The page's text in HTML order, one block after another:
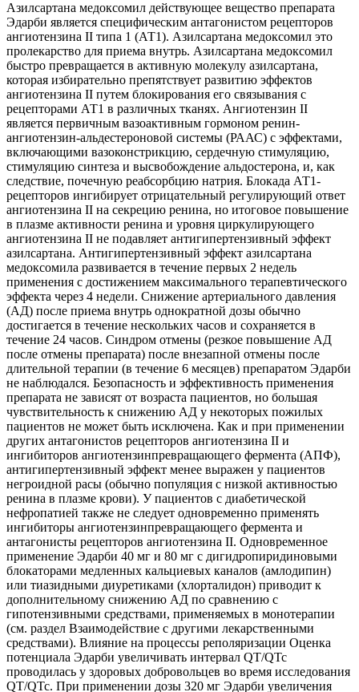
Азилсартана медоксомил действующее вещество препарата
Эдарби является специфическим антагонистом рецепторов
ангиотензина II типа 1 (АТ1). Азилсартана медоксомил это
пролекарство для приема внутрь. Азилсартана медоксомил
быстро превращается в активную молекулу азилсартана,
которая избирательно препятствует развитию эффектов
ангиотензина II путем блокирования его связывания с
рецепторами АТ1 в различных тканях. Ангиотензин II
является первичным вазоактивным гормоном ренин-
ангиотензин-альдестероновой системы (РААС) с эффектами,
включающими вазоконстрикцию, сердечную стимуляцию,
стимуляцию синтеза и высвобождение альдостерона, и, как
следствие, почечную реабсорбцию натрия. Блокада АТ1-
рецепторов ингибирует отрицательный регулирующий ответ
ангиотензина II на секрецию ренина, но итоговое повышение
в плазме активности ренина и уровня циркулирующего
ангиотензина II не подавляет антигипертензивный эффект
азилсартана. Антигипертензивный эффект азилсартана
медоксомила развивается в течение первых 2 недель
применения с достижением максимального терапевтического
эффекта через 4 недели. Снижение артериального давления
(АД) после приема внутрь однократной дозы обычно
достигается в течение нескольких часов и сохраняется в
течение 24 часов. Синдром отмены (резкое повышение АД
после отмены препарата) после внезапной отмены после
длительной терапии (в течение 6 месяцев) препаратом Эдарби
не наблюдался. Безопасность и эффективность применения
препарата не зависят от возраста пациентов, но бoльшая
чувствительность к снижению АД у некоторых пожилых
пациентов не может быть исключена. Как и при применении
других антагонистов рецепторов ангиотензина II и
ингибиторов ангиотензинпревращающего фермента (АПФ),
антигипертензивный эффект менее выражен у пациентов
негроидной расы (обычно популяция с низкой активностью
ренина в плазме крови). У пациентов с диабетической
нефропатией также не следует одновременно применять
ингибиторы ангиотензинпревращающего фермента и
антагонисты рецепторов ангиотензина II. Одновременное
применение Эдарби 40 мг и 80 мг с дигидропиридиновыми
блокаторами медленных кальциевых каналов (амлодипин)
или тиазидными диуретиками (хлорталидон) приводит к
дополнительному снижению АД по сравнению с
гипотензивными средствами, применяемых в монотерапии
(см. раздел Взаимодействие с другими лекарственными
средствами). Влияние на процессы реполяризации Оценка
потенциала Эдарби увеличивать интервал QT/QTc
проводилась у здоровых добровольцев во время исследования
QT/QTc. При применении дозы 320 мг Эдарби увеличения